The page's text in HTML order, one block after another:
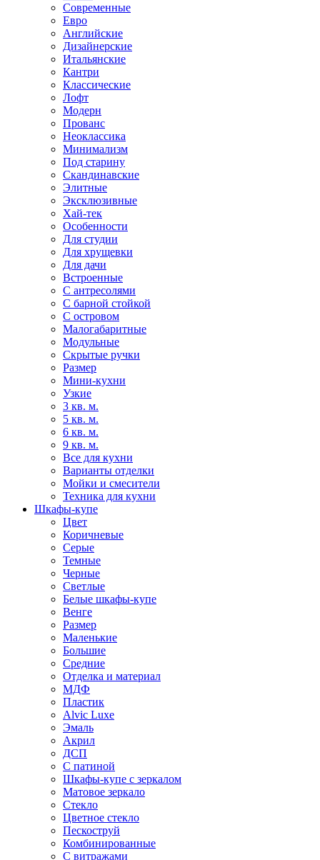
Современные
Евро
Английские
Дизайнерские
Итальянские
Кантри
Классические
Лофт
Модерн
Прованс
Неоклассика
Минимализм
Под старину
Скандинавские
Элитные
Эксклюзивные
Хай-тек
Особенности
Для студии
Для хрущевки
Для дачи
Встроенные
С антресолями
С барной стойкой
С островом
Малогабаритные
Модульные
Скрытые ручки
Размер
Мини-кухни
Узкие
3 кв. м.
5 кв. м.
6 кв. м.
9 кв. м.
Все для кухни
Варианты отделки
Мойки и смесители
Техника для кухни
Шкафы-купе
Цвет
Коричневые
Серые
Темные
Черные
Светлые
Белые шкафы-купе
Венге
Размер
Маленькие
Большие
Средние
Отделка и материал
МДФ
Пластик
Alvic Luxe
Эмаль
Акрил
ДСП
С патиной
Шкафы-купе с зеркалом
Матовое зеркало
Стекло
Цветное стекло
Пескоструй
Комбинированные
С витражами